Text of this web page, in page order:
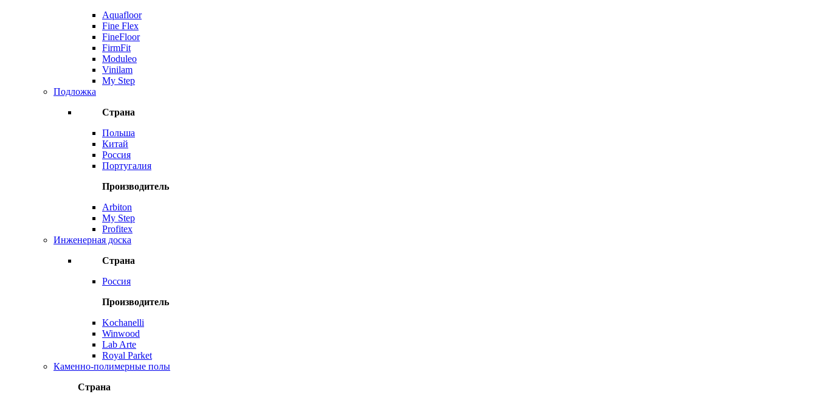
Aquafloor
Fine Flex
FineFloor
FirmFit
Moduleo
Vinilam
My Step
Подложка
Страна
Польша
Китай
Россия
Португалия
Производитель
Arbiton
My Step
Profitex
Инженерная доска
Страна
Россия
Производитель
Kochanelli
Winwood
Lab Arte
Royal Parket
Каменно-полимерные полы
Страна